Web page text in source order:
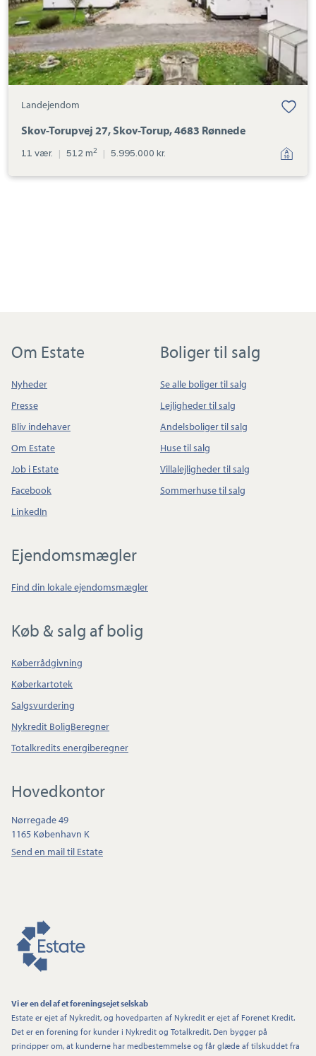
Landejendom
Skov-Torupvej 27, Skov-Torup, 4683 Rønnede
11 vær. | 512 m2 | 5.995.000 kr.
Om Estate
Nyheder
Presse
Bliv indehaver
Om Estate
Job i Estate
Facebook
LinkedIn
Boliger til salg
Se alle boliger til salg
Lejligheder til salg
Andelsboliger til salg
Huse til salg
Villalejligheder til salg
Sommerhuse til salg
Ejendomsmægler
Find din lokale ejendomsmægler
Køb & salg af bolig
Køberrådgivning
Køberkartotek
Salgsvurdering
Nykredit BoligBeregner
Totalkredits energiberegner
Hovedkontor
Nørregade 49
1165 København K
Send en mail til Estate
Vi er en del af et foreningsejet selskab
Estate er ejet af Nykredit, og hovedparten af Nykredit er ejet af Forenet Kredit.
Det er en forening for kunder i Nykredit og Totalkredit. Den bygger på
principper om, at kunderne har medbestemmelse og får glæde af tilskuddet fra